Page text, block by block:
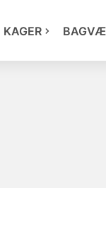
KAGER